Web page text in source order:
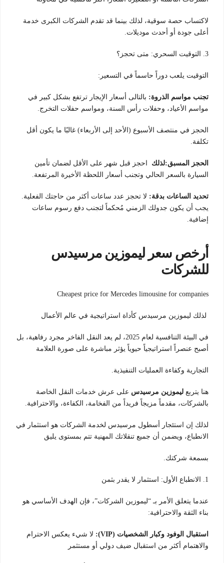
لاكتساب حصة سوقية، لذلك بينما قد تقدم الشركات الكبرى خدمة
أعلى جودة أو أحدث موديلات.
3. التوقيت السحري: متى تحجز؟
التوقيت يلعب دوراً حاسماً في التسعير:
تجنب مواسم الذروة: بالتالى أسعار الإيجار ترتفع بشكل كبير في
مواسم الأعياد، وحفلات رأس السنة، ومواسم حفلات التخرج.
الحجز في منتصف الأسبوع (الأحد إلى الأربعاء) غالبًا ما يكون أقل
تكلفة.
الحجز المسبق:لذلك
احجز قبل شهر على الأقل لضمان تأمين
السيارة بالسعر الحالي وتجنب أسعار اللحظة الأخيرة المرتفعة.
تحديد الساعات بدقة: لا تحجز عدد ساعات أكثر من حاجتك الفعلية.
يجب أن يكون جدولك الزمني مُحكماً لتجنب دفع رسوم ساعات
إضافية.
أرخص سعر ليموزين مرسيدس
للشركات
Cheapest price for Mercedes limousine for companies
لذلك ليموزين مرسيدس كأداة استراتيجية في عالم الأعمال
في البيئة التنافسية لعام 2025، لم يعد النقل الفاخر مجرد رفاهية، بل
أصبح عنصراً استراتيجياً حيوياً يؤثر مباشرة على صورة العلامة
التجارية وكفاءة العمليات التنفيذية.
هنا يتربع ليموزين مرسيدس على عرش خدمات النقل الخاصة
بالشركات، مقدماً مزيجاً فريداً من الفخامة، الكفاءة، والاحترافية.
لذلك إن استئجار أسطول مرسيدس لخدمة الشركات هو استثمار في
الانطباع، ويضمن أن جميع تنقلاتك المهنية تتم بمستوى يليق
بسمعة شركتك.
1. الانطباع الأول: استثمار لا يقدر بثمن
عندما يتعلق الأمر بـ “ليموزين الشركات”، فإن الهدف الأساسي هو
بناء الثقة والاحترافية:
استقبال الوفود وكبار الشخصيات (VIP):
لا شيء يعكس الاحترام
والاهتمام أكثر من استقبال ضيف دولي أو مستثمر